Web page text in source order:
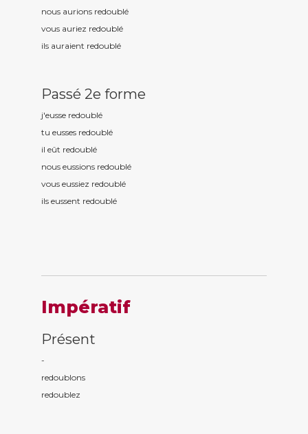
nous aurions redoublé
vous auriez redoublé
ils auraient redoublé
Passé 2e forme
j'eusse redoublé
tu eusses redoublé
il eût redoublé
nous eussions redoublé
vous eussiez redoublé
ils eussent redoublé
Impératif
Présent
-
redoublons
redoublez